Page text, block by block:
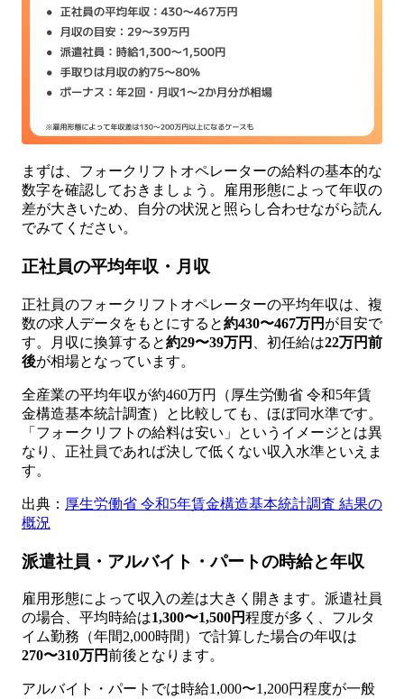
まずは、フォークリフトオペレーターの給料の基本的な
数字を確認しておきましょう。雇用形態によって年収の
差が大きいため、自分の状況と照らし合わせながら読ん
でみてください。
正社員の平均年収・月収
正社員のフォークリフトオペレーターの平均年収は、複
数の求人データをもとにすると約430〜467万円 が目安で
す。月収に換算すると約29〜39万円 、初任給は22万円前
後が相場となっています。
全産業の平均年収が約460万円（厚生労働省 令和5年賃
金構造基本統計調査）と比較しても、ほぼ同水準です。
「フォークリフトの給料は安い」というイメージとは異
なり、正社員であれば決して低くない収入水準といえま
す。
出典： 厚生労働省 令和5年賃金構造基本統計調査 結果の
概況
派遣社員・アルバイト・パートの時給と年収
雇用形態によって収入の差は大きく開きます。派遣社員
の場合、平均時給は1,300〜1,500円程度が多く、フルタ
イム勤務（年間2,000時間）で計算した場合の年収は
270〜310万円前後となります。
アルバイト・パートでは時給1,000〜1,200円程度が一般